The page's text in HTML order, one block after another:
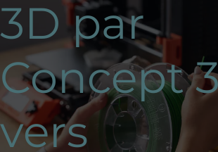
3D par
Concept
vers